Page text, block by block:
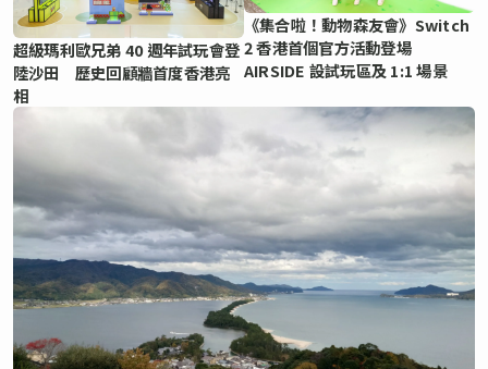
超級瑪利歐兄弟 40 週年試玩會登
陸沙田 歷史回顧牆首度香港亮
相
《集合啦！動物森友會》Switch
2 香港首個官方活動登場
AIRSIDE 設試玩區及 1:1 場景